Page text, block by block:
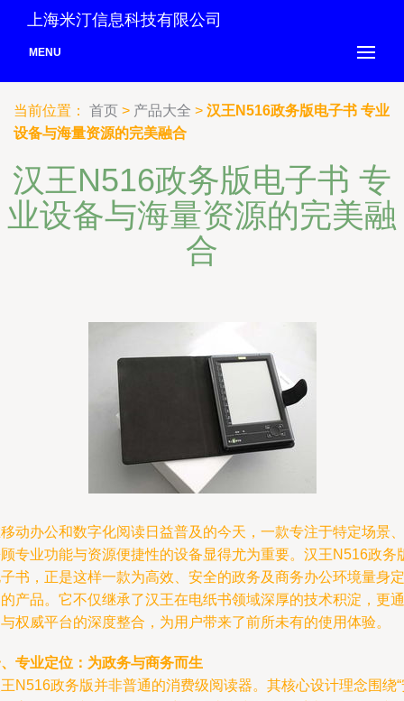
上海米汀信息科技有限公司
MENU
当前位置： 首页 > 产品大全 > 汉王N516政务版电子书 专业
设备与海量资源的完美融合
汉王N516政务版电子书 专
业设备与海量资源的完美融
合
动办公和数字化阅读日益普及的今天，一款专注于特定场景、
专业功能与资源便捷性的设备显得尤为重要。汉王N516政务
书，正是这样一款为高效、安全的政务及商务办公环境量身定
产品。它不仅继承了汉王在电纸书领域深厚的技术积淀，更通
权威平台的深度整合，为用户带来了前所未有的使用体验。
专业定位：为政务与商务而生
N516政务版并非普通的消费级阅读器。其核心设计理念围绕“